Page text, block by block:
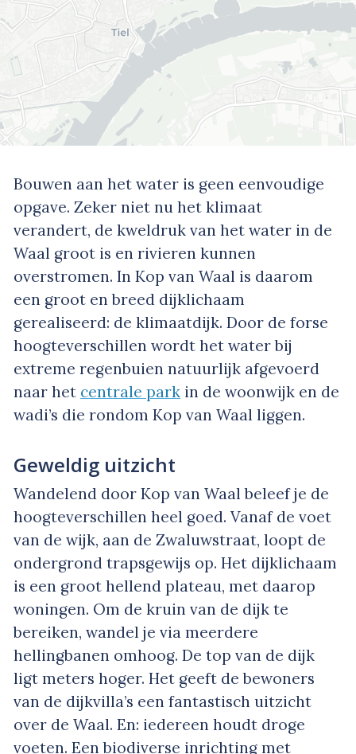
Bouwen aan het water is geen eenvoudige
opgave. Zeker niet nu het klimaat
verandert, de kweldruk van het water in de
Waal groot is en rivieren kunnen
overstromen. In Kop van Waal is daarom
een groot en breed dijklichaam
gerealiseerd: de klimaatdijk. Door de forse
hoogteverschillen wordt het water bij
extreme regenbuien natuurlijk afgevoerd
naar het centrale park in de woonwijk en de
wadi’s die rondom Kop van Waal liggen.
Geweldig uitzicht
Wandelend door Kop van Waal beleef je de
hoogteverschillen heel goed. Vanaf de voet
van de wijk, aan de Zwaluwstraat, loopt de
ondergrond trapsgewijs op. Het dijklichaam
is een groot hellend plateau, met daarop
woningen. Om de kruin van de dijk te
bereiken, wandel je via meerdere
hellingbanen omhoog. De top van de dijk
ligt meters hoger. Het geeft de bewoners
van de dijkvilla’s een fantastisch uitzicht
over de Waal. En: iedereen houdt droge
voeten. Een biodiverse inrichting met